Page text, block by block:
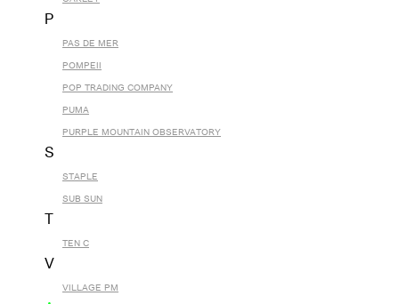
P
PAS DE MER
POMPEII
POP TRADING COMPANY
PUMA
PURPLE MOUNTAIN OBSERVATORY
S
STAPLE
SUB SUN
TEN C
V
VILLAGE PM